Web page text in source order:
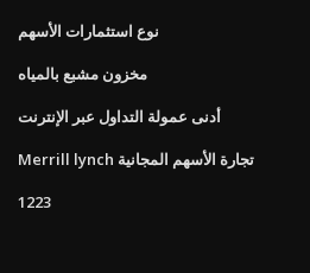
نوع استثمارات الأسهم
مخزون مشبع بالمياه
أدنى عمولة التداول عبر الإنترنت
Merrill lynch تجارة الأسهم المجانية
1223